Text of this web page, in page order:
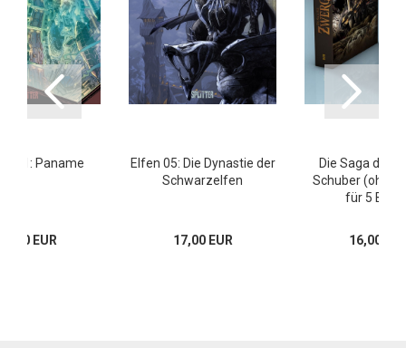
1: Paname
EUR
Elfen 05: Die Dynastie der
Schwarzelfen
17,00 EUR
Die Saga der
Schuber (ohne
für 5
16,00